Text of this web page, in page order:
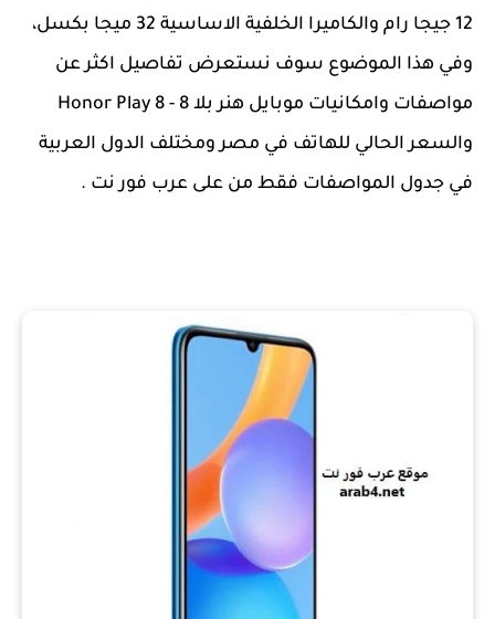
12 جيجا رام والكاميرا الخلفية الاساسية 32 ميجا بكسل،
وفي هذا الموضوع سوف نستعرض تفاصيل اكثر عن
مواصفات وامكانيات موبايل هنر بلا 8 - Honor Play 8
والسعر الحالي للهاتف في مصر ومختلف الدول العربية
في جدول المواصفات فقط من على عرب فور نت .